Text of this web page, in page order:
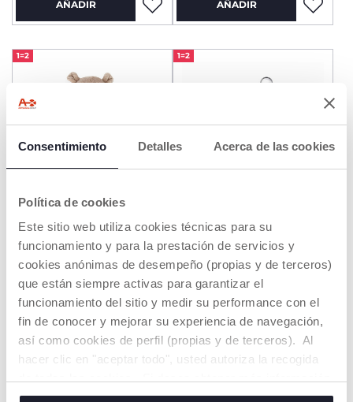
Consentimiento Detalles Acerca de las cookies
Política de cookies
Este sitio web utiliza cookies técnicas para su
funcionamiento y para la prestación de servicios y
cookies anónimas de desempeño (propias y de terceros)
que están siempre activas para garantizar el
funcionamiento del sitio y medir su performance con el
fin de conocer y mejorar su experiencia de navegación,
así como cookies de perfil (propias y de terceros). Al
hacer clic en "aceptar todo", usted autoriza la recogida
o cambiar o revocar el consentimiento de todas o
AÑADIR AÑADIR
1=2
Guarda chupetes Pocket
Friend
€ 15,99
AÑADIR
1=2
NaturalFeeling 150ml
Biberón Silicona 0m+
€ 11,99
AÑADIR
1=2 1=2